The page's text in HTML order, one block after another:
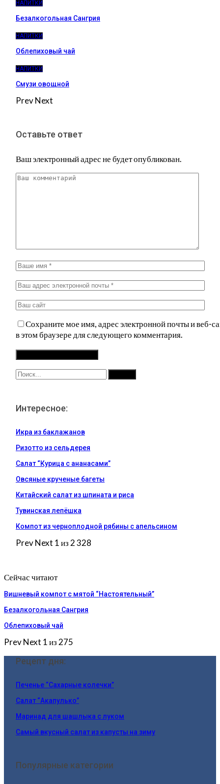
НАПИТКИ
Безалкогольная Сангрия
НАПИТКИ
Облепиховый чай
НАПИТКИ
Смузи овощной
PrevNext
Оставьте ответ
Ваш электронный адрес не будет опубликован.
Сохраните мое имя, адрес электронной почты и веб-
в этом браузере для следующего комментария.
Интересное:
Икра из баклажанов
Ризотто из сельдерея
Салат “Курица с ананасами”
Овсяные крученые багеты
Китайский салат из шпината и риса
Тувинская лепёшка
Компот из черноплодной рябины с апельсином
PrevNext 1 из 2 328
Сейчас читают
Вишневый компот с мятой “Настоятельный”
Безалкогольная Сангрия
Облепиховый чай
PrevNext 1 из 275
Рецепт дня:
Печенье “Сахарные колечки”
Салат “Акапулько”
Маринад для шашлыка с луком
Самый вкусный салат из капусты на зиму
Популярные категории